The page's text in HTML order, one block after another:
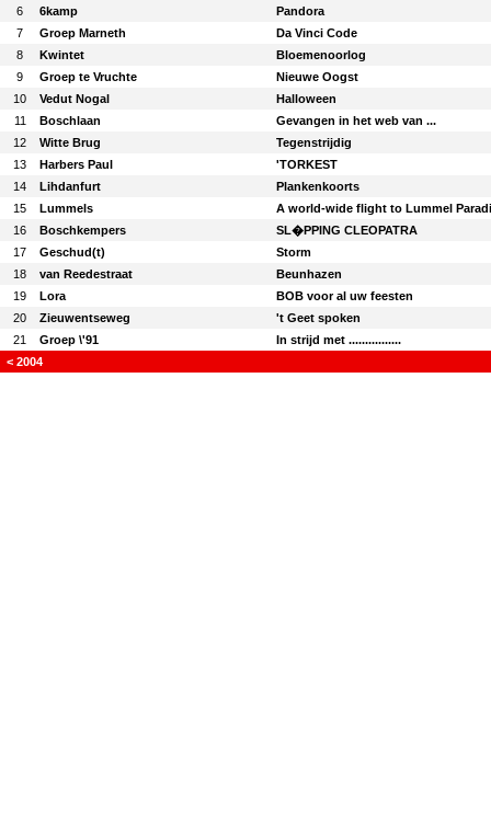
6
6kamp
Pandora
7
Groep Marneth
Da Vinci Code
8
Kwintet
Bloemenoorlog
9
Groep te Vruchte
Nieuwe Oogst
10
Vedut Nogal
Halloween
11
Boschlaan
Gevangen in het web van ...
12
Witte Brug
Tegenstrijdig
13
Harbers Paul
'TORKEST
14
Lihdanfurt
Plankenkoorts
15
Lummels
A world-wide flight to Lummel
16
Boschkempers
SL�PPING CLEOPATRA
17
Geschud(t)
Storm
18
van Reedestraat
Beunhazen
19
Lora
BOB voor al uw feesten
20
Zieuwentseweg
't Geet spoken
21
Groep \'91
In strijd met ................
< 2004